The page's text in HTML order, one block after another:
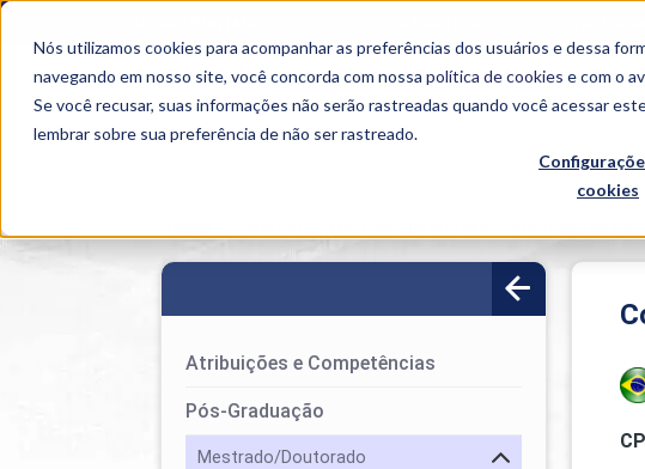
Nós utilizamos cookies para acompanhar as preferências dos usuários e dessa
navegando em nosso site, você concorda com nossa política de cookies e com o
Se você recusar, suas informações não serão rastreadas quando você acessar
lembrar sobre sua preferência de não ser rastreado.
cookies
SEMIPRESENCIAL PRESENCIAL EAD
Atribuições e Competências
Pós-Graduação
Mestrado/Doutorado